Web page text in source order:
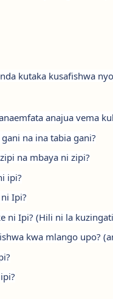
kutaka kusafishwa
anajua vema
na ina tabia gani?
na mbaya ni zipi?
ipi?
Ipi?
ni Ipi? (Hili ni la
kwa mlango upo?